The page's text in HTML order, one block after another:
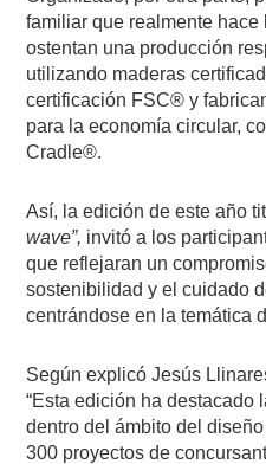
familiar que realmente
ostentan una producción
utilizando maderas
certificación FSC® y
para la economía circular,
Cradle®.
Así, la edición de este año
wave”, invitó a los
que reflejaran un
sostenibilidad y el cuidado
centrándose en la temática
Según explicó Jesús
“Esta edición ha destacado
dentro del ámbito del
300 proyectos de